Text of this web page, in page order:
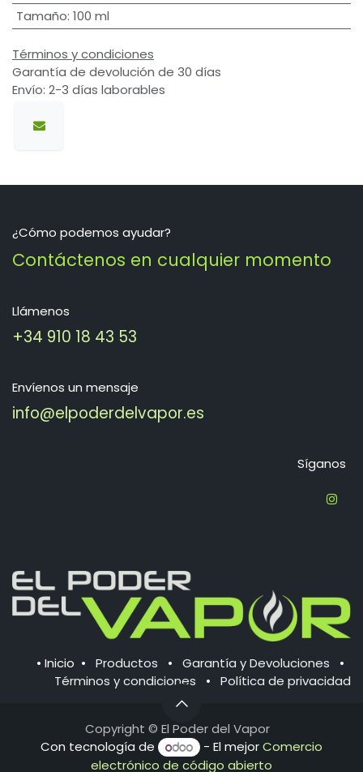
Tamaño: 100 ml
Términos y condiciones
Garantía de devolución de 30 días
Envío: 2-3 días laborables
¿Cómo podemos ayudar?
Contáctenos en cualquier momento
Llámenos
+34 910 18 43 53
Envíenos un mensaje
info@elpoderdelvapor.es
Síganos
• Inicio • Productos • Garantía y Devoluciones
•
Términos y condiciones
• Política de ​privacidad
Copyright © El Poder del Vapor
Con tecnología de
- El mejorComercio
electrónico de código abierto